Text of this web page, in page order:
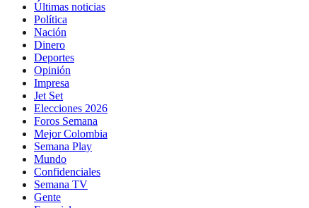
Últimas noticias
Política
Nación
Dinero
Deportes
Opinión
Impresa
Jet Set
Elecciones 2026
Foros Semana
Mejor Colombia
Semana Play
Mundo
Confidenciales
Semana TV
Gente